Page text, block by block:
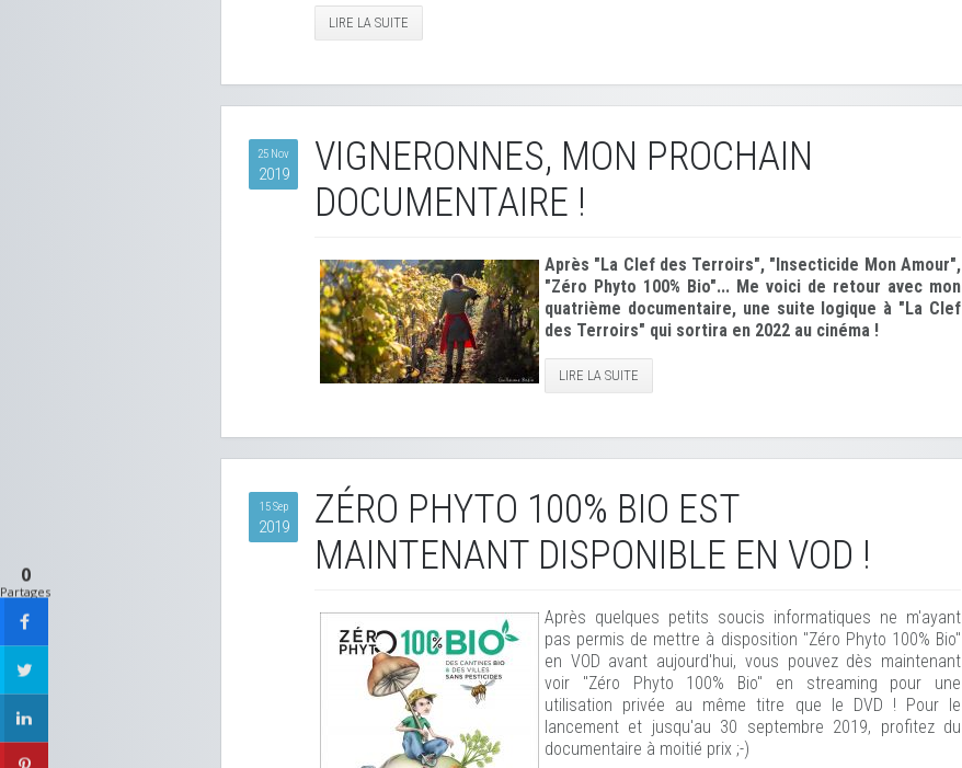
LIRE LA SUITE
25 Nov
2019
VIGNERONNES, MON PROCHAIN
DOCUMENTAIRE !
Après "La Clef des Terroirs", "Insecticide Mon Amour",
"Zéro Phyto 100% Bio"... Me voici de retour avec mon
quatrième documentaire, une suite logique à "La Clef
des Terroirs" qui sortira en 2022 au cinéma !
LIRE LA SUITE
15 Sep
2019
ZÉRO PHYTO 100% BIO EST
MAINTENANT DISPONIBLE EN VOD !
Après quelques petits soucis informatiques ne m'ayant
pas permis de mettre à disposition "Zéro Phyto 100% Bio"
en VOD avant aujourd'hui, vous pouvez dès maintenant
voir "Zéro Phyto 100% Bio" en streaming pour une
utilisation privée au même titre que le DVD ! Pour le
lancement et jusqu'au 30 septembre 2019, profitez du
documentaire à moitié prix ;-)
0
Partages